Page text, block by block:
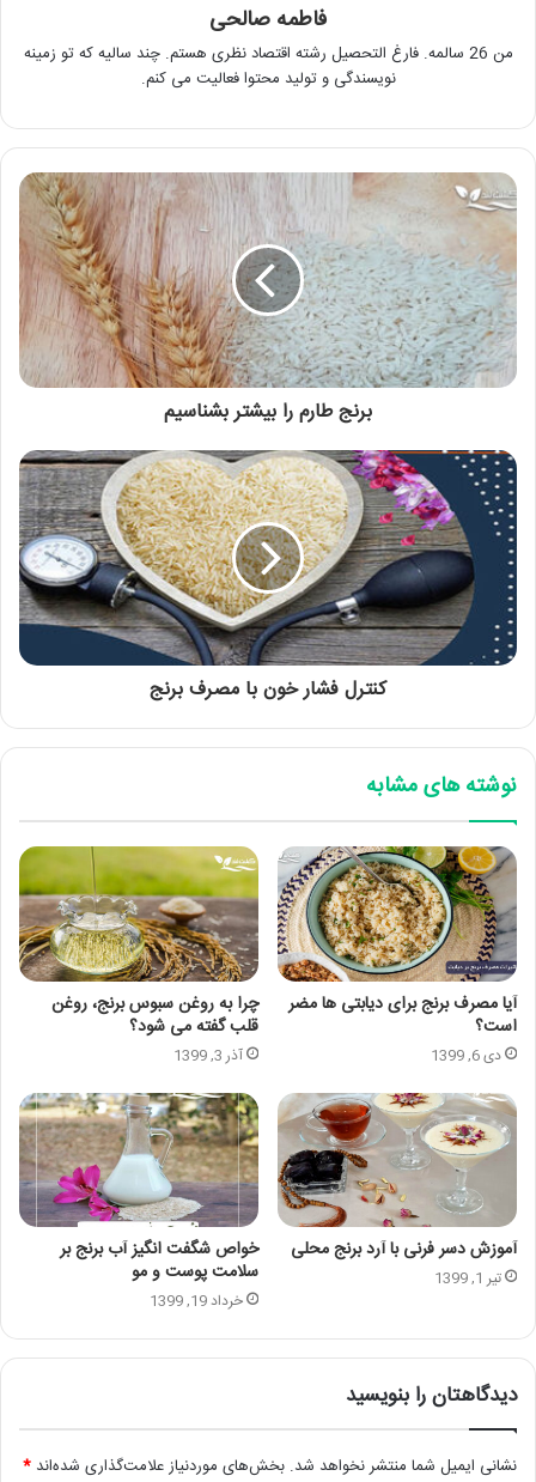
فاطمه صالحی
من 26 سالمه. فارغ التحصیل رشته اقتصاد نظری هستم. چند سالیه که تو زمینه
نویسندگی و تولید محتوا فعالیت می کنم.
برنج طارم را بیشتر بشناسیم
کنترل فشار خون با مصرف برنج
نوشته های مشابه
آیا مصرف برنج برای دیابتی ها مضر
است؟
دی 6, 1399
چرا به روغن سبوس برنج، روغن
قلب گفته می شود؟
آذر 3, 1399
آموزش دسر فرنی با آرد برنج محلی
تیر 1, 1399
خواص شگفت انگیز آب برنج بر
سلامت پوست و مو
خرداد 19, 1399
دیدگاهتان را بنویسید
نشانی ایمیل شما منتشر نخواهد شد. بخش‌های موردنیاز علامت‌گذاری شده‌اند *